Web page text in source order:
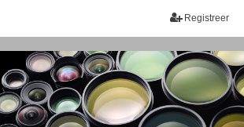
Registreer